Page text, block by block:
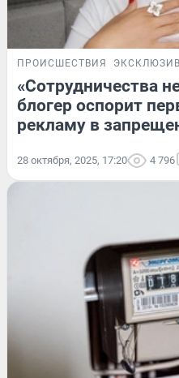
ПРОИСШЕСТВИЯ ЭКСКЛЮЗИВ
«Сотрудничества
блогер оспорит
рекламу в
28 октября, 2025, 17:20 4 796